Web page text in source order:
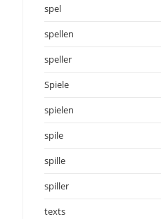
spel
spellen
speller
Spiele
spielen
spile
spille
spiller
texts